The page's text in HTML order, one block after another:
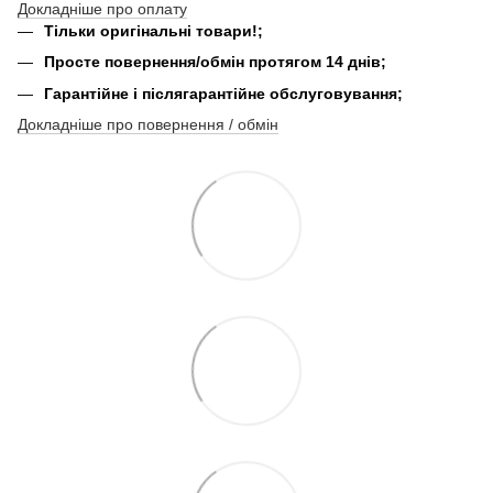
Докладніше про оплату
Тільки оригінальні товари!;
Просте повернення/обмін протягом 14 днів;
Гарантійне і післягарантійне обслуговування;
Докладніше про повернення / обмін